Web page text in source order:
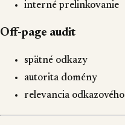
interné prelinkovanie
Off-page audit
spätné odkazy
autorita domény
relevancia